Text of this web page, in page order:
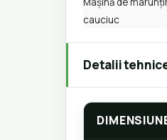
cauciuc
Detalii